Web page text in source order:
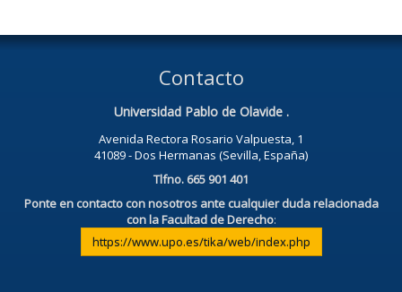
Contacto
Universidad Pablo de Olavide .
Avenida Rectora Rosario Valpuesta, 1
41089 - Dos Hermanas (Sevilla, España)
Tlfno. 665 901 401
Ponte en contacto con nosotros ante cualquier duda relacionada
con la Facultad de Derecho:
https://www.upo.es/tika/web/index.php